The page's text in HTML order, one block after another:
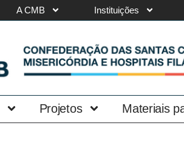
A CMB Instituições
Projetos Materiais